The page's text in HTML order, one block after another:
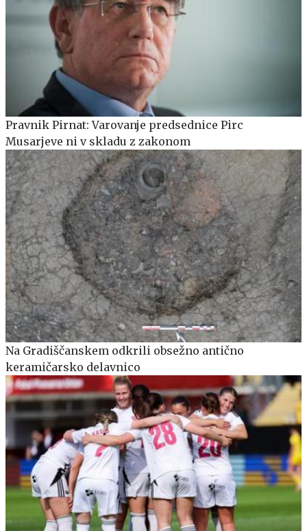
Pravnik Pirnat: Varovanje predsednice Pirc
Musarjeve ni v skladu z zakonom
Na Gradiščanskem odkrili obsežno antično
keramičarsko delavnico